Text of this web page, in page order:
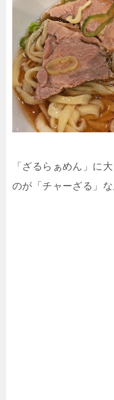
「ざるらぁめん」に
のが「チャーざる」な